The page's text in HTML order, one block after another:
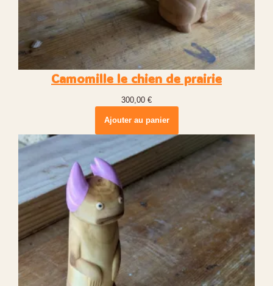
Camomille le chien de prairie
300,00 €
Ajouter au panier